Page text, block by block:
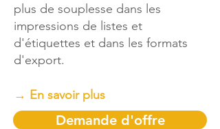
plus de souplesse dans les
impressions de listes et
d'étiquettes et dans les formats
d'export.
→ En savoir plus
Demande d'offre